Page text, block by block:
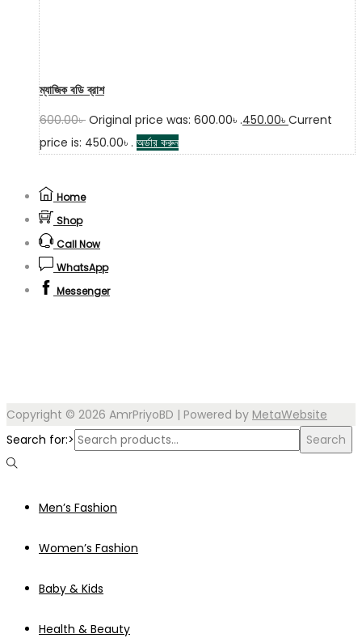
ম্যাজিক বডি ব্রাশ
600.00৳ Original price was: 600.00৳ .450.00৳ Current
price is: 450.00৳ . অর্ডার করুন
Home
Shop
Call Now
WhatsApp
Messenger
Copyright © 2026 AmrPriyoBD | Powered by MetaWebsite
Search for:>
Search
Men’s Fashion
Women’s Fashion
Baby & Kids
Health & Beauty